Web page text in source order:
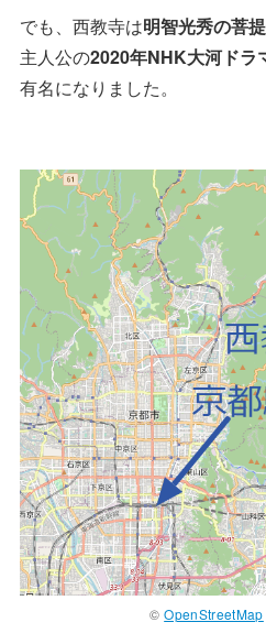
でも、西教寺は明智光秀の菩
主人公の2020年NHK大河ドラ
有名になりました。
©OpenStreetMap